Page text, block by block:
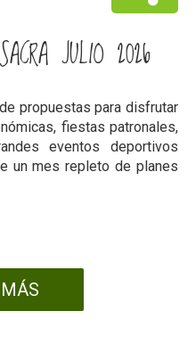
JULIO 2026
propuestas para disfrutar
fiestas patronales,
eventos deportivos
un mes repleto de planes